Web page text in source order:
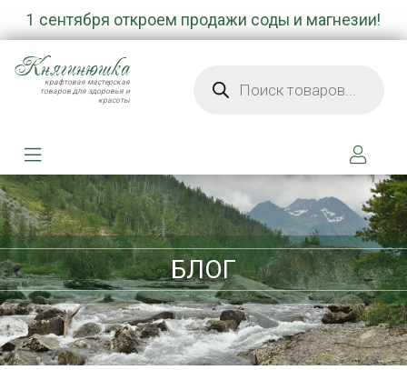
1 сентября откроем продажи соды и магнезии!
Княгинюшка
крафтовая мастерская
товаров для здоровья и
красоты
БЛОГ